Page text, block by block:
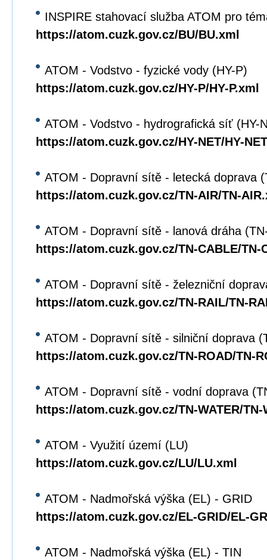
INSPIRE stahovací služba ATOM pro
https://atom.cuzk.gov.cz/BU/BU.xml
ATOM - Vodstvo - fyzické vody (HY-P)
https://atom.cuzk.gov.cz/HY-P/HY-P.xml
ATOM - Vodstvo - hydrografická síť (HY-
https://atom.cuzk.gov.cz/HY-NET/HY-
ATOM - Dopravní sítě - letecká doprava
https://atom.cuzk.gov.cz/TN-AIR/TN-
ATOM - Dopravní sítě - lanová dráha
https://atom.cuzk.gov.cz/TN-CABLE/TN-
ATOM - Dopravní sítě - železniční
https://atom.cuzk.gov.cz/TN-RAIL/TN-
ATOM - Dopravní sítě - silniční doprava
https://atom.cuzk.gov.cz/TN-ROAD/TN-
ATOM - Dopravní sítě - vodní doprava
https://atom.cuzk.gov.cz/TN-WATER/TN-
ATOM - Využití území (LU)
https://atom.cuzk.gov.cz/LU/LU.xml
ATOM - Nadmořská výška (EL) - GRID
https://atom.cuzk.gov.cz/EL-GRID/EL-
ATOM - Nadmořská výška (EL) - TIN